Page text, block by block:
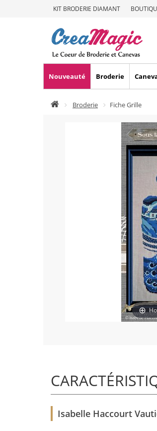
KIT BRODERIE DIAMANT
Nouveauté Broderie
Broderie Fiche Grille
Isabelle Haccourt